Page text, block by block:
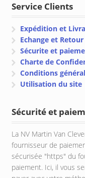
Service Clients
Expédition et
Echange et Retour
Sécurite et
Charte de
Conditions
Utilisation du site
Sécurité et
La NV Martin Van
fournisseur de
sécurisée "https" du
paiement. Ici, il vous